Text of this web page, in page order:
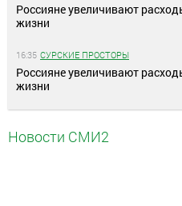
Россияне увеличивают
жизни
16:35 СУРСКИЕ ПРОСТОРЫ
Россияне увеличивают
жизни
Новости СМИ2